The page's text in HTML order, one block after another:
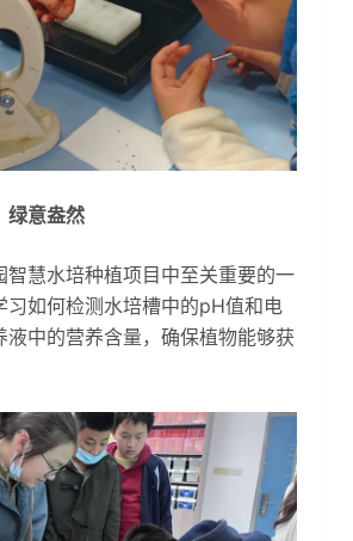
绿意盎然
智慧水培种植项目中至关重要的一
习如何检测水培槽中的pH值和电
液中的营养含量，确保植物能够获